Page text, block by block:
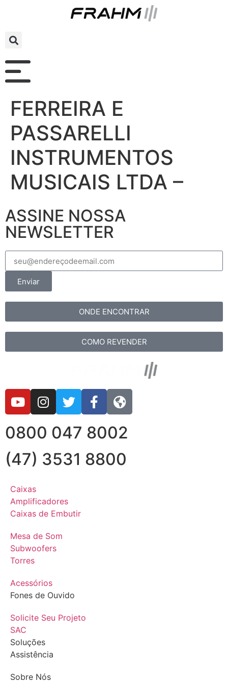
FERREIRA E
PASSARELLI
INSTRUMENTOS
MUSICAIS LTDA –
ASSINE NOSSA
NEWSLETTER
Enviar
ONDE ENCONTRAR
COMO REVENDER
0800 047 8002
(47) 3531 8800
Caixas
Amplificadores
Caixas de Embutir
Mesa de Som
Subwoofers
Torres
Acessórios
Fones de Ouvido
Solicite Seu Projeto
SAC
Soluções
Assistência
Sobre Nós